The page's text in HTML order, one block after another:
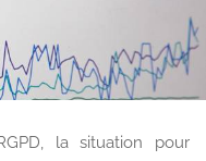
la situation pour